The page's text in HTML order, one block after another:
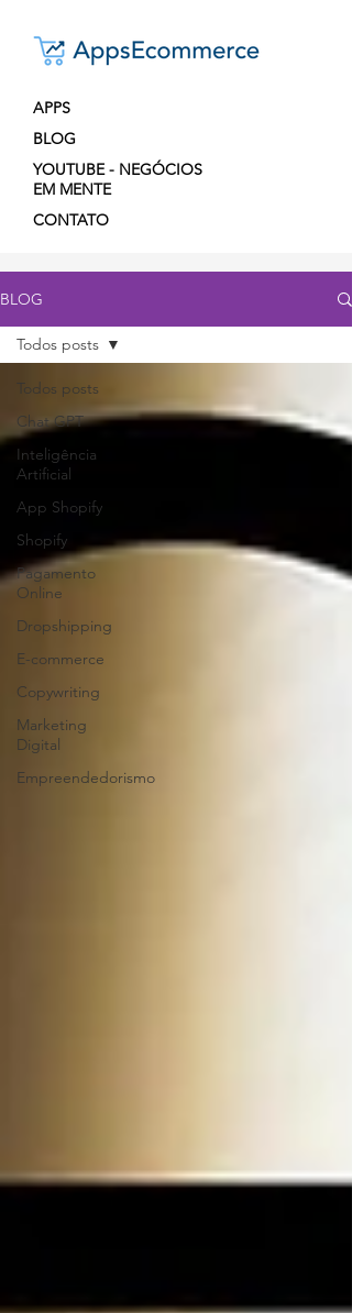
APPS
BLOG
YOUTUBE - NEGÓCIOS
EM MENTE
CONTATO
BLOG
Todos posts
Chat GPT
Inteligência
Artificial
App Shopify
Shopify
Pagamento
Online
Dropshipping
E-commerce
Copywriting
Marketing
Digital
Empreendedorismo
Todos posts